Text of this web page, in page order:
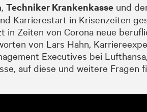
, Techniker Krankenkasse und
Karrierestart in Krisenzeiten
Zeiten von Corona neue
von Lars Hahn,
Executives bei
auf diese und weitere Fragen